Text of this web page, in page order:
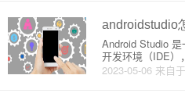
androidstudio
2023-05-06 来自于
Android Studio
开发环境（IDE）
统的应用程序开
构建和测试应用